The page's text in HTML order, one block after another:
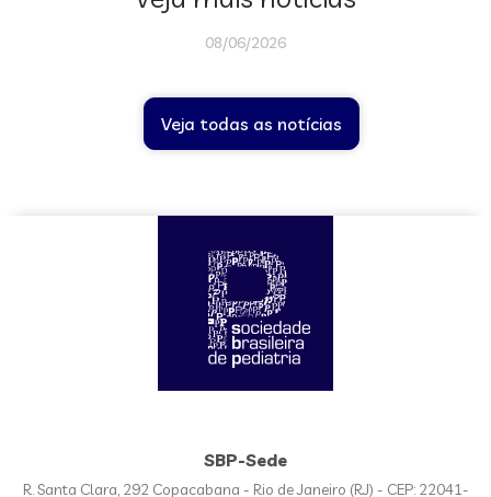
08/06/2026
Veja todas as notícias
SBP-Sede
R. Santa Clara, 292 Copacabana - Rio de Janeiro (RJ) - CEP: 22041-